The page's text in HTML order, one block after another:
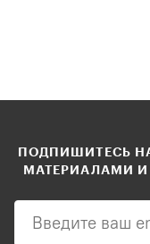
ПОДПИШИТЕСЬ
МАТЕРИАЛАМИ